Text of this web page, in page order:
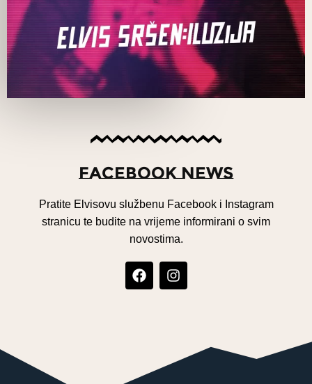
Facebook News
Pratite Elvisovu službenu Facebook i Instagram
stranicu te budite na vrijeme informirani o svim
novostima.